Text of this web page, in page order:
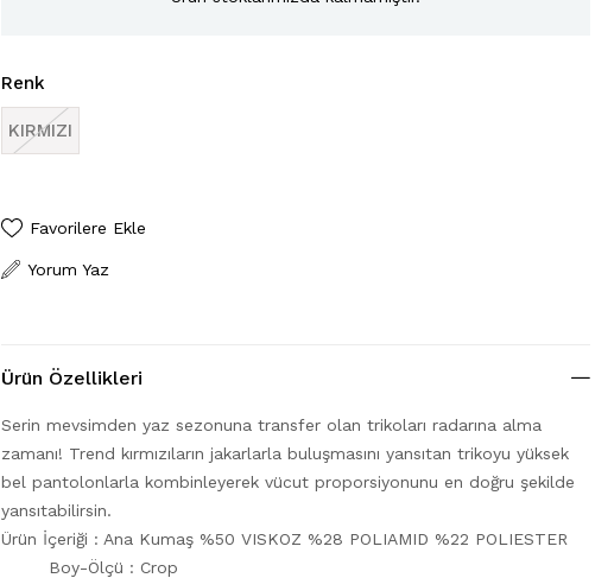
Renk
KIRMIZI
Favorilere Ekle
Yorum Yaz
Ürün Özellikleri
Serin mevsimden yaz sezonuna transfer olan trikoları radarına alma
zamanı! Trend kırmızıların jakarlarla buluşmasını yansıtan trikoyu yüksek
bel pantolonlarla kombinleyerek vücut proporsiyonunu en doğru şekilde
yansıtabilirsin.
Ürün İçeriği : Ana Kumaş %50 VISKOZ %28 POLIAMID %22 POLIESTER
Boy-Ölçü : Crop